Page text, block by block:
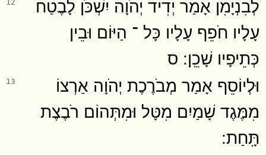
12
לְבִנְיָמִן אָמַר יְדִיד יְהֹוָה יִשְׁכֹּן לָבֶטַח
עָלָיו חֹפֵף עָלָיו כָּל ־ הַיּוֹם וּבֵין
כְּתֵיפָיו שָׁכֵֽן ׃ ס
13
וּלְיוֹסֵף אָמַר מְבֹרֶכֶת יְהֹוָה אַרְצוֹ
מִמֶּגֶד שָׁמַיִם מִטָּל וּמִתְּהוֹם רֹבֶצֶת
תָּֽחַת ׃